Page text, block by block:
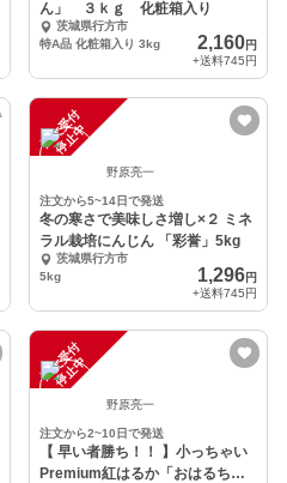
ん」 ３ｋｇ 化粧箱入り
茨城県行方市
特A品 化粧箱入り 3kg
2,160円
+送料745円
注
文
受
付
停
止
中
野原亮一
注文から5~14日で発送
冬の寒さで美味しさ増し×２ ミネ
ラル栽培にんじん 「彩誉」5kg
茨城県行方市
5kg
1,296円
+送料745円
注
文
受
付
停
止
中
野原亮一
注文から2~10日で発送
【 早い者勝ち！！ 】小っちゃい
Premium紅はるか「おはるちゃ